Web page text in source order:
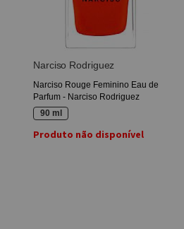
Narciso Rodriguez
Narciso Rouge Feminino Eau de
Parfum - Narciso Rodriguez
90 ml
Produto não disponível